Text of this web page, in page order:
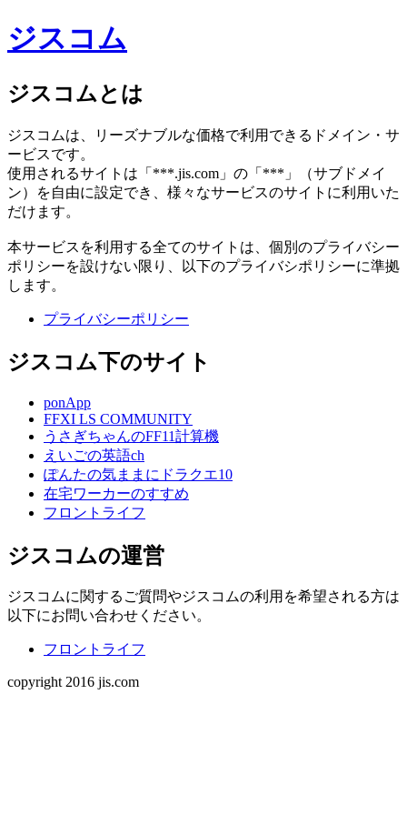
ジスコム
ジスコムとは
ジスコムは、リーズナブルな価格で利用できるドメイン・サ
ービスです。
使用されるサイトは「***.jis.com」の「***」（サブドメイ
ン）を自由に設定でき、様々なサービスのサイトに利用いた
だけます。
本サービスを利用する全てのサイトは、個別のプライバシー
ポリシーを設けない限り、以下のプライバシポリシーに準拠
します。
プライバシーポリシー
ジスコム下のサイト
ponApp
FFXI LS COMMUNITY
うさぎちゃんのFF11計算機
えいごの英語ch
ぽんたの気ままにドラクエ10
在宅ワーカーのすすめ
フロントライフ
ジスコムの運営
ジスコムに関するご質問やジスコムの利用を希望される方は
以下にお問い合わせください。
フロントライフ
copyright 2016 jis.com